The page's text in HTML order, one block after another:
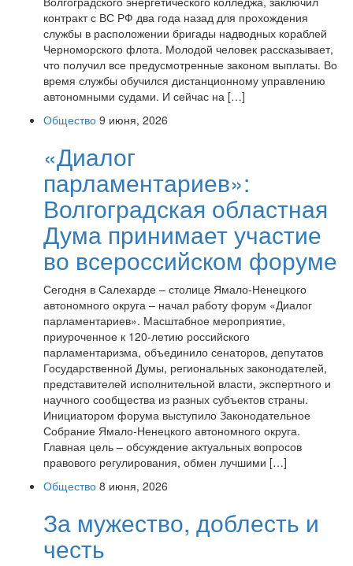
контракт с ВС РФ два года назад для прохождения
службы в расположении бригады надводных кораблей
Черноморского флота. Молодой человек рассказывает,
что получил все предусмотренные законом выплаты. Во
время службы обучился дистанционному управлению
автономными судами. И сейчас на […]
Общество 9 июня, 2026
«Диалог
парламентариев»:
Волгоградская областная
Дума принимает участие
во всероссийском форуме
Сегодня в Салехарде – столице Ямало-Ненецкого
автономного округа – начал работу форум «Диалог
парламентариев». Масштабное мероприятие,
приуроченное к 120-летию российского
парламентаризма, объединило сенаторов, депутатов
Государственной Думы, региональных законодателей,
представителей исполнительной власти, экспертного и
научного сообщества из разных субъектов страны.
Инициатором форума выступило Законодательное
Собрание Ямало-Ненецкого автономного округа.
Главная цель – обсуждение актуальных вопросов
правового регулирования, обмен лучшими […]
Общество 8 июня, 2026
За мужество, доблесть и
честь